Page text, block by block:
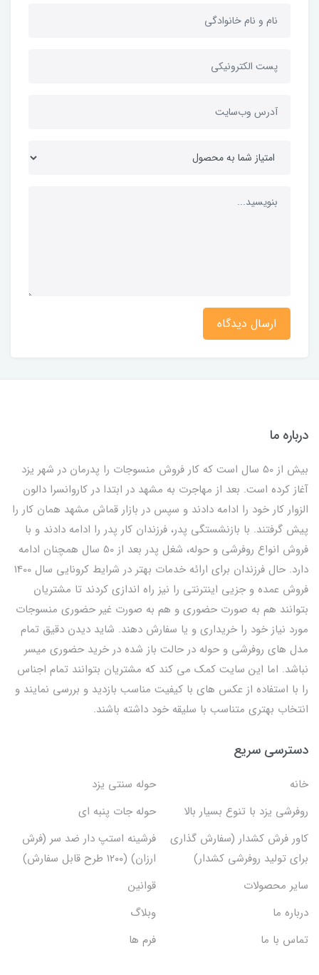
ارسال دیدگاه
درباره ما
بیش از 50 سال است که کار فروش منسوجات را پدرمان در شهر یزد
آغاز کرده است. بعد از مهاجرت به مشهد در ابتدا در کاروانسرا دالون
الزوار کار خود را ادامه دادند و سپس در بازار قماش مشهد همان کار را
پیش گرفتند. با بازنشستگی پدر، فرزندان کار پدر را ادامه دادند و با
فروش انواع روفرشی و حوله، شغل پدر بعد از 50 سال همچنان ادامه
دارد. حال فرزندان برای ارائه خدمات بهتر در شرایط کرونایی سال 1400
فروش عمده و جزیی اینترنتی را نیز راه اندازی کردند تا مشتریان
بتوانند هم به صورت حضوری و هم به صورت غیر حضوری منسوجات
مورد نیاز خود را خریداری و یا سفارش دهند. شاید دیدن دقیق تمام
مدل های روفرشی و حوله در حالت باز شده در خرید حضوری میسر
نباشد. اما این سایت کمک می کند که مشتریان بتوانند تمام اجناس
را با استفاده از عکس های با کیفیت مناسب بازدید و بررسی نمایند و
انتخاب بهتری متناسب با سلیقه خود داشته باشند.
دسترسی سریع
خانه
حوله سنتی یزد
روفرشی یزد با تنوع بسیار بالا
حوله جات پنبه ای
کاور فرش کشدار (سفارش گذاری
برای تولید روفرشی کشدار)
فرشینه استپ دار ضد سر (فرش
ارزان) (۱۲۰۰ طرح قابل سفارش)
سایر محصولات
قوانین
درباره ما
وبلاگ
تماس با ما
فرم ها